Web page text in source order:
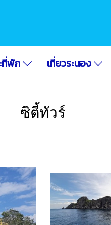
ที่พัก เที่ยวระนอง
ซิตี้ทัวร์